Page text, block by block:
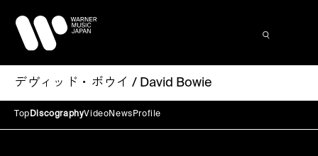
デヴィッド・ボウイ / David Bowie
Top DiscographyVideoNews Profile